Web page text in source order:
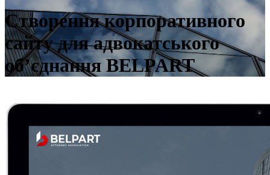
Створення корпоративного
сайту для адвокатського
об’єднання BELPART